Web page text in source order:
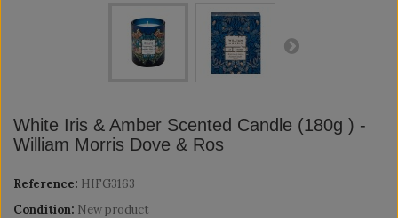
White Iris & Amber Scented Candle (180g ) -
William Morris Dove & Ros
Reference: HIFG3163
Condition: New product